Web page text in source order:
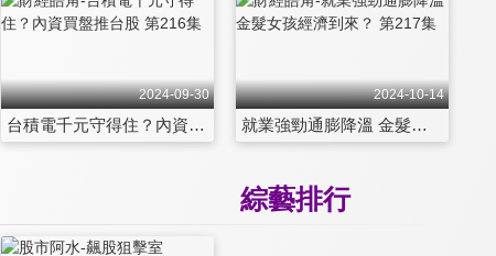
2024-09-30
台積電千元守得住？內資買盤推台股 第216集
2024-10-14
就業強勁通膨降溫 金髮女孩經濟到來？ 第217集
綜藝排行